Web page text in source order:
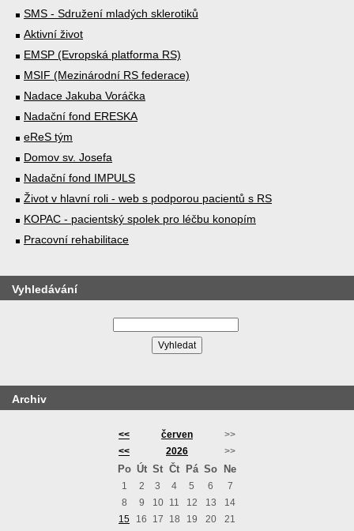
SMS - Sdružení mladých sklerotiků
Aktivní život
EMSP (Evropská platforma RS)
MSIF (Mezinárodní RS federace)
Nadace Jakuba Voráčka
Nadační fond ERESKA
eReS tým
Domov sv. Josefa
Nadační fond IMPULS
Život v hlavní roli - web s podporou pacientů s RS
KOPAC - pacientský spolek pro léčbu konopím
Pracovní rehabilitace
Vyhledávání
Archiv
<< červen
>>
<<
2026 >>
Po Út St Čt Pá So Ne
1 2 3 4 5 6
7
8
9 10 11 12 13
14
15
16 17 18 19 20
21